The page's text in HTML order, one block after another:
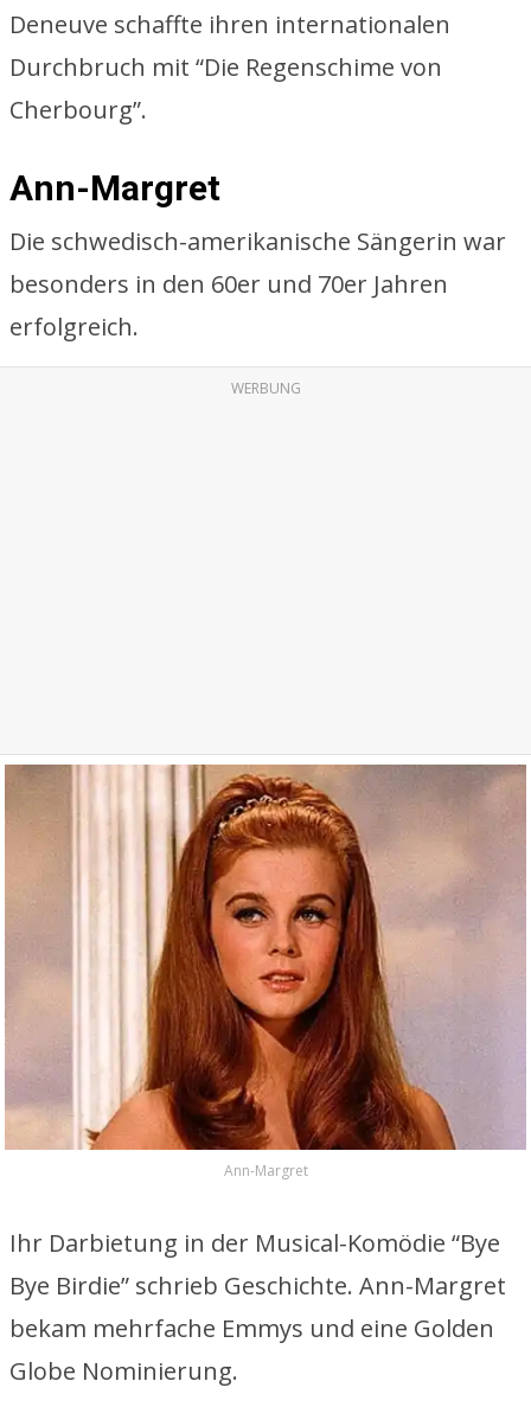
Deneuve schaffte ihren internationalen
Durchbruch mit “Die Regenschime von
Cherbourg”.
Ann-Margret
Die schwedisch-amerikanische Sängerin war
besonders in den 60er und 70er Jahren
erfolgreich.
WERBUNG
Ann-Margret
Ihr Darbietung in der Musical-Komödie “Bye
Bye Birdie” schrieb Geschichte. Ann-Margret
bekam mehrfache Emmys und eine Golden
Globe Nominierung.